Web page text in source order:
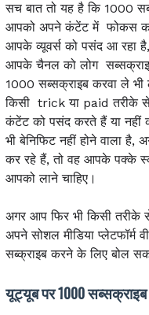
सच बात तो यह है कि 1000
आपको अपने कंटेंट में फोकस
आपके व्यूवर्स को पसंद आ रहा
आपके चैनल को लोग
1000 सब्सक्राइब करवा ले
किसी trick या paid तरीके से
कंटेंट को पसंद करते हैं या नहीं
भी बेनिफिट नहीं होने वाला
कर रहे हैं, तो वह आपके पक्के
आपको लाने चाहिए।
अगर आप फिर भी किसी तरीके
अपने सोशल मीडिया प्लेटफॉर्म
सब्क्राइब करने के लिए बोल
यूट्यूब पर 1000 सब्सक्राइब